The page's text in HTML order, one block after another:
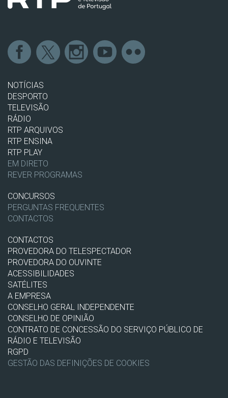
NOTÍCIAS
DESPORTO
TELEVISÃO
RÁDIO
RTP ARQUIVOS
RTP ENSINA
RTP PLAY
EM DIRETO
REVER PROGRAMAS
CONCURSOS
PERGUNTAS FREQUENTES
CONTACTOS
CONTACTOS
PROVEDORA DO TELESPECTADOR
PROVEDORA DO OUVINTE
ACESSIBILIDADES
SATÉLITES
A EMPRESA
CONSELHO GERAL INDEPENDENTE
CONSELHO DE OPINIÃO
CONTRATO DE CONCESSÃO DO SERVIÇO PÚBLICO DE
RÁDIO E TELEVISÃO
RGPD
GESTÃO DAS DEFINIÇÕES DE COOKIES